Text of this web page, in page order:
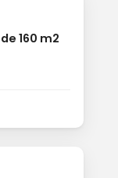
160 m2
1/3